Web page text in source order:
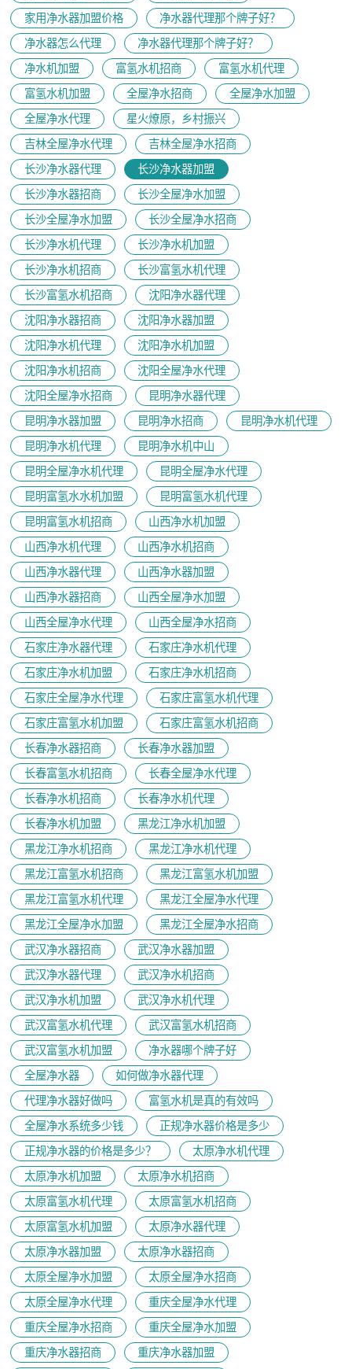
家用净水器加盟价格
净水器代理那个牌子好？
净水器怎么代理
净水器代理那个牌子好？
净水机加盟
富氢水机招商
富氢水机代理
富氢水机加盟
全屋净水招商
全屋净水加盟
全屋净水代理
星火燎原，乡村振兴
吉林全屋净水代理
吉林全屋净水招商
长沙净水器代理
长沙净水器加盟
长沙净水器招商
长沙全屋净水加盟
长沙全屋净水加盟
长沙全屋净水招商
长沙净水机代理
长沙净水机加盟
长沙净水机招商
长沙富氢水机代理
长沙富氢水机招商
沈阳净水器代理
沈阳净水器招商
沈阳净水器加盟
沈阳净水机代理
沈阳净水机加盟
沈阳净水机招商
沈阳全屋净水代理
沈阳全屋净水招商
昆明净水器代理
昆明净水器加盟
昆明净水招商
昆明净水机代理
昆明净水机代理
昆明净水机中山
昆明全屋净水机代理
昆明全屋净水代理
昆明富氢水水机加盟
昆明富氢水机代理
昆明富氢水机招商
山西净水机加盟
山西净水机代理
山西净水机招商
山西净水器代理
山西净水器加盟
山西净水器招商
山西全屋净水加盟
山西全屋净水代理
山西全屋净水招商
石家庄净水器代理
石家庄净水机代理
石家庄净水机加盟
石家庄净水机招商
石家庄全屋净水代理
石家庄富氢水机代理
石家庄富氢水机加盟
石家庄富氢水机招商
长春净水器招商
长春净水器加盟
长春富氢水机招商
长春全屋净水代理
长春净水机招商
长春净水机代理
长春净水机加盟
黑龙江净水机加盟
黑龙江净水机招商
黑龙江净水机代理
黑龙江富氢水机招商
黑龙江富氢水机加盟
黑龙江富氢水机代理
黑龙江全屋净水代理
黑龙江全屋净水加盟
黑龙江全屋净水招商
武汉净水器招商
武汉净水器加盟
武汉净水器代理
武汉净水机招商
武汉净水机加盟
武汉净水机代理
武汉富氢水机代理
武汉富氢水机招商
武汉富氢水机加盟
净水器哪个牌子好
全屋净水器
如何做净水器代理
代理净水器好做吗
富氢水机是真的有效吗
全屋净水系统多少钱
正规净水器价格是多少
正规净水器的价格是多少？
太原净水机代理
太原净水机加盟
太原净水机招商
太原富氢水机代理
太原富氢水机招商
太原富氢水机加盟
太原净水器代理
太原净水器加盟
太原净水器招商
太原全屋净水加盟
太原全屋净水招商
太原全屋净水代理
重庆全屋净水代理
重庆全屋净水招商
重庆全屋净水加盟
重庆净水器招商
重庆净水器加盟